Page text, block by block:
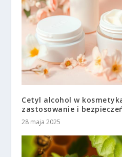
Cetyl alcohol w
zastosowanie i
28 maja 2025